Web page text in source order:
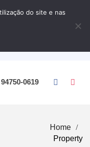
Contato
0619
Home
Property
do site e nas